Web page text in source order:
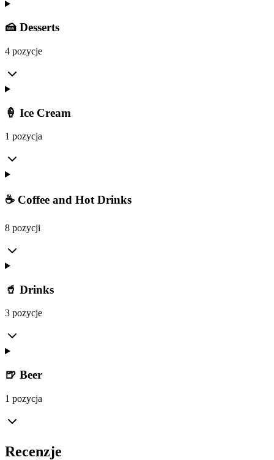
🍰 Desserts
4 pozycje
🍦 Ice Cream
1 pozycja
☕ Coffee and Hot Drinks
8 pozycji
🥤 Drinks
3 pozycje
🍺 Beer
1 pozycja
Recenzje